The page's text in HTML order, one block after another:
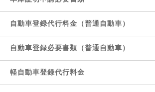
自動車登録代行料金（普通自動車）
自動車登録必要書類（普通自動車）
軽自動車登録代行料金